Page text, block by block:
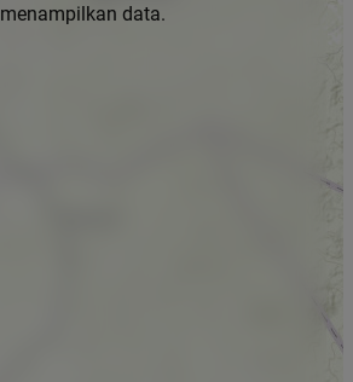
menampilkan data.